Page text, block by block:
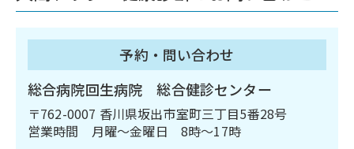
予約・問い合わせ
総合病院回生病院 総合健診センター
〒762-0007 香川県坂出市室町三丁目5番28号
営業時間 月曜～金曜日 8時～17時